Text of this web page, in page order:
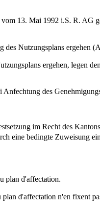
13. Mai 1992 i.S. R. AG
Nutzungsplans ergehen
ergehen, legen
des
im Recht des
eine bedingte Zuweisung
plan d'affectation.
d'affectation n'en fixent